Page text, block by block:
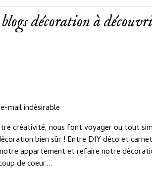
décoration à
mail indésirable
créativité, nous font voyager ou tout
bien sûr ! Entre DIY déco et
appartement et refaire notre
de coeur...